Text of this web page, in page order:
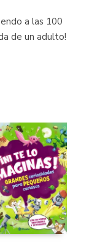
a las 100
de un adulto!